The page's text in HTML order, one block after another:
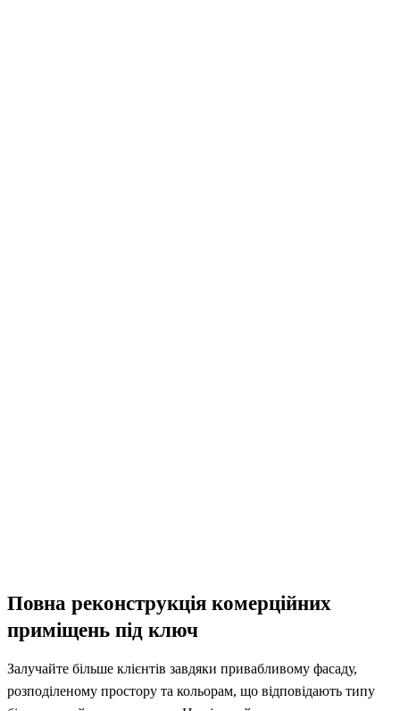
Повна реконструкція комерційних
приміщень під ключ
Залучайте більше клієнтів завдяки привабливому фасаду,
розподіленому простору та кольорам, що відповідають типу